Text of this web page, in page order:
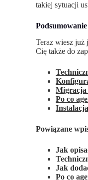
takiej sytuacji
Podsumowanie
Teraz wiesz już
Cię także do
Migracja
Po co
Powiązane
Jak
Jak
Po co